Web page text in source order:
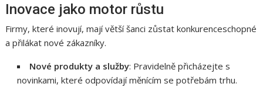
Inovace jako motor růstu
Firmy, které inovují, mají větší šanci zůstat konkurenceschopné
a přilákat nové zákazníky.
Nové produkty a služby: Pravidelně přicházejte s
novinkami, které odpovídají měnícím se potřebám trhu.